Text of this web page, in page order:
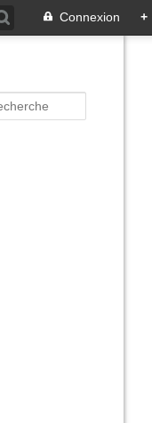
Connexion +